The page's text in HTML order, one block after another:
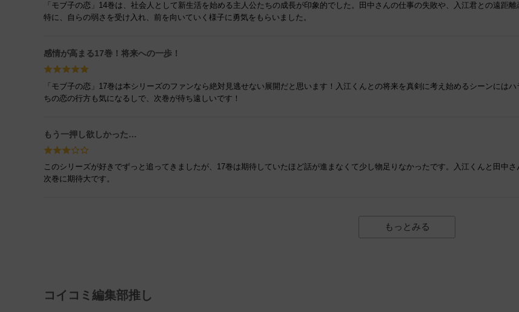
「モブ子の恋」14巻は、社会人として新生活を始める主人公たちの成長が印象的でした。田中さんの仕事の失敗や、入江君との遠距
特に、自らの弱さを受け入れ、前を向いていく様子に勇気をもらいました。
感情が高まる17巻！将来への一歩！
「モブ子の恋」17巻は本シリーズのファンなら絶対見逃せない展開だと思います！入江くんとの将来を真剣に考え始めるシーンには
ちの恋の行方も気になるしで、次巻が待ち遠しいです！
もう一押し欲しかった…
このシリーズが好きでずっと追ってきましたが、17巻は期待していたほど話が進まなくて少し物足りなかったです。入江くんと田中
次巻に期待大です。
もっとみる
コイコミ編集部推し